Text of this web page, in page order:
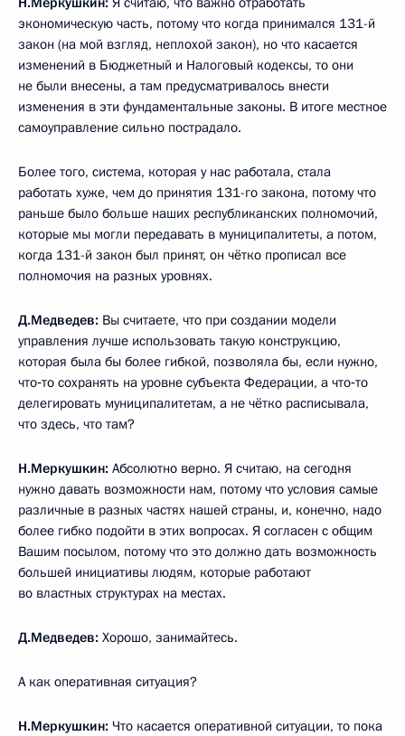
экономическую часть, потому что когда принимался 131-й
закон (на мой взгляд, неплохой закон), но что касается
изменений в Бюджетный и Налоговый кодексы, то они
не были внесены, а там предусматривалось внести
изменения в эти фундаментальные законы. В итоге местное
самоуправление сильно пострадало.
Более того, система, которая у нас работала, стала
работать хуже, чем до принятия 131-го закона, потому что
раньше было больше наших республиканских полномочий,
которые мы могли передавать в муниципалитеты, а потом,
когда 131-й закон был принят, он чётко прописал все
полномочия на разных уровнях.
Д.Медведев: Вы считаете, что при создании модели
управления лучше использовать такую конструкцию,
которая была бы более гибкой, позволяла бы, если нужно,
что‑то сохранять на уровне субъекта Федерации, а что‑то
делегировать муниципалитетам, а не чётко расписывала,
что здесь, что там?
Н.Меркушкин: Абсолютно верно. Я считаю, на сегодня
нужно давать возможности нам, потому что условия самые
различные в разных частях нашей страны, и, конечно, надо
более гибко подойти в этих вопросах. Я согласен с общим
Вашим посылом, потому что это должно дать возможность
большей инициативы людям, которые работают
во властных структурах на местах.
Д.Медведев: Хорошо, занимайтесь.
А как оперативная ситуация?
Н.Меркушкин: Что касается оперативной ситуации, то пока